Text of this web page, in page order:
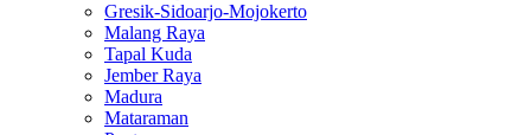
Gresik-Sidoarjo-Mojokerto
Malang Raya
Tapal Kuda
Jember Raya
Madura
Mataraman